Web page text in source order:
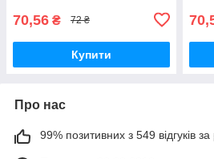
70,56 ₴ 72 ₴
Купити
Про нас
99% позитивних з 549 відгуків за